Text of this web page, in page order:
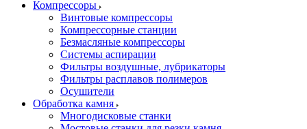
Компрессоры
Винтовые компрессоры
Компрессорные станции
Безмасляные компрессоры
Системы аспирации
Фильтры воздушные, лубрикаторы
Фильтры расплавов полимеров
Осушители
Обработка камня
Многодисковые станки